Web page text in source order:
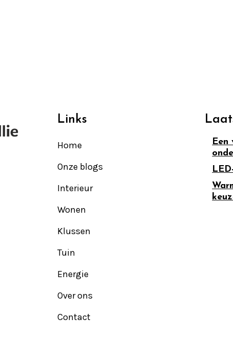
Links
Home
Onze blogs
Interieur
Wonen
Klussen
Tuin
Energie
Over ons
Contact
Een